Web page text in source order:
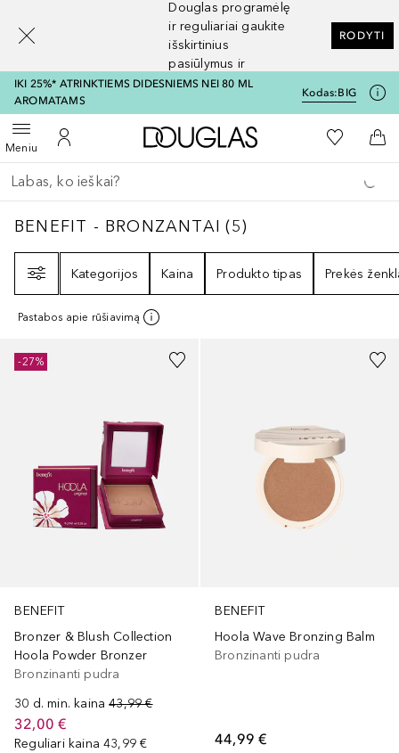
Douglas programėlę
ir reguliariai gaukite
išskirtinius
pasiūlymus ir
nuolaidas
RODYTI
IKI 25%* ATRINKTIEMS DIDESNIEMS NEI 80 ML
AROMATAMS
Kodas:BIG
MeniuAtidaryti meniuĮ mano paskyrą
Į Douglas pagrindinį
Į mano
Į
Grįžk atgal
Vykdykite paiešką
BENEFIT - BRONZANTAI5
BENEFIT - BRONZANTAI (5)
Kategorijos
Kaina Produkto tipas Prekės
Pastabos apie rūšiavimą
BENEFIT
Bronzer & Blush Collection
Hoola Powder Bronzer
Bronzinanti pudra
30 d. min. kaina 43,99 €
32,00 €
Reguliari kaina 43,99 €
-27%
+1
BENEFIT
Hoola Wave Bronzing Balm
Bronzinanti pudra
44,99 €
[navigation.slideout.screenreader]